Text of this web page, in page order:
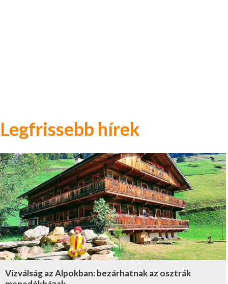
Legfrissebb hírek
Vízválság az Alpokban: bezárhatnak az osztrák